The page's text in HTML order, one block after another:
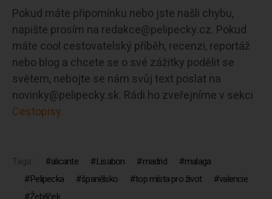
Pokud máte připomínku nebo jste našli chybu,
napište prosím na redakce@pelipecky.cz. Pokud
máte cool cestovatelský příběh, recenzi, reportáž
nebo blog a chcete se o své zážitky podělit se
světem, nebojte se nám svůj text poslat na
novinky@pelipecky.sk. Rádi ho zveřejníme v sekci
Cestopisy.
Tags: alicante Lisabon madrid
malaga
Pelipecka
španělsko top místa pro život
valencie